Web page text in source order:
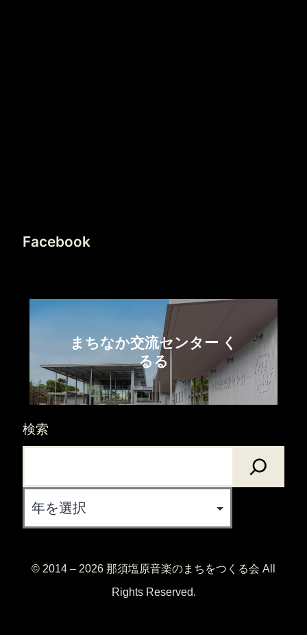
Facebook
まちなか交流センター く
るる
検索
© 2014 – 2026 那須塩原音楽のまちをつくる会 All
Rights Reserved.